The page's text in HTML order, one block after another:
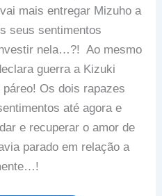
mais entregar Mizuho a
seus sentimentos
nela…?! Ao mesmo
guerra a Kizuki
Os dois rapazes
até agora e
e recuperar o amor de
parado em relação a